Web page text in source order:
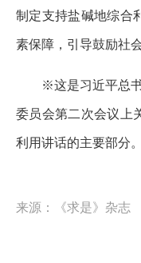
制定支持盐碱地综合
素保障，引导鼓励社
※这是习近平总书
委员会第二次会议上
利用讲话的主要部分。
来源：《求是》杂志